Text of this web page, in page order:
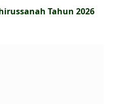
Tahun 2026